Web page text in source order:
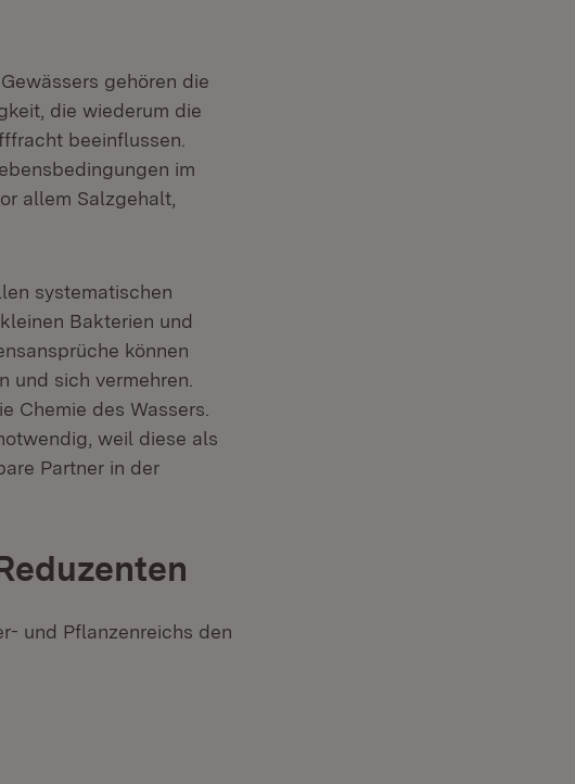
gehören die
die wiederum die
beeinflussen.
im
allem Salzgehalt,
systematischen
Bakterien und
können
und sich vermehren.
Chemie des Wassers.
weil diese als
Partner in der
und Pflanzenreichs den